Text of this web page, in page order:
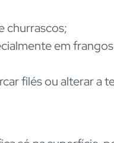
churrascos;
em
filés ou alterar a